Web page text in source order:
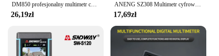
26,19zł
ANENG SZ308 Multimetr cyfrowy Miernik prądu AC/DC Miernik rezystancji napięcia Elektryk Podświetlenie LCD Ohm Test fali prostokątnej
17,69zł